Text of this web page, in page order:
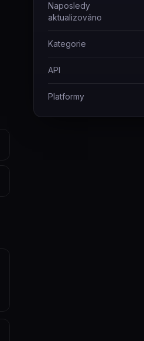
Naposledy
aktualizováno
Kategorie
API
Platformy